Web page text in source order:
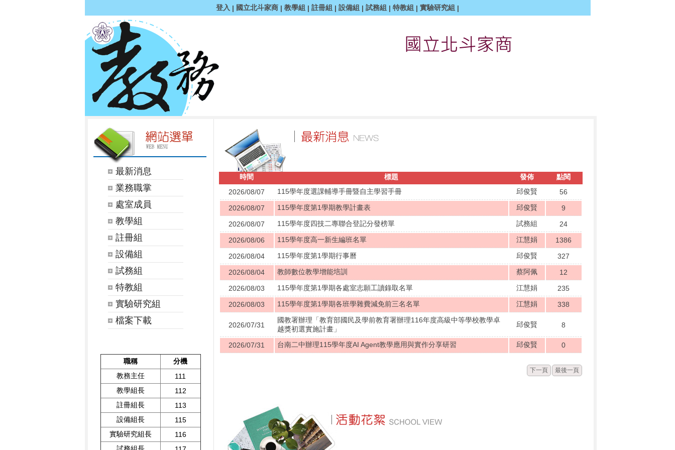
登入 | 國立北斗家商 | 教學組 | 註冊組 | 設備組 | 試務組 | 特教組 | 實驗研究組 |
最新消息
業務職掌
處室成員
教學組
註冊組
設備組
試務組
特教組
實驗研究組
檔案下載
職稱
分機
教務主任
111
教學組長
112
註冊組長
113
設備組長
115
實驗研究組長
116
時間 標題 發佈
點閱
2026/08/07
115學年度選課輔導手冊暨自主學習手冊 邱俊賢
56
2026/08/07
115學年度第1學期教學計畫表 邱俊賢
9
2026/08/07
115學年度四技二專聯合登記分發榜單 試務組
24
2026/08/06
115學年度高一新生編班名單 江慧娟
1386
2026/08/04
115學年度第1學期行事曆 邱俊賢
327
2026/08/04
教師數位教學增能培訓 蔡阿佩
12
2026/08/03
115學年度第1學期各處室志願工讀錄取名單 江慧娟
235
2026/08/03
115學年度第1學期各班學雜費減免前三名名單 江慧娟 338
2026/07/31
國教署辦理「教育部國民及學前教育署辦理116年度高級中等學校教學卓
越獎初選實施計畫」
邱俊賢 8
2026/07/31 台南二中辦理115學年度AI Agent教學應用與實作分享研習 邱俊賢 0
下一頁 最後一頁